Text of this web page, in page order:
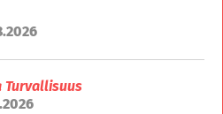
Turvallisuus